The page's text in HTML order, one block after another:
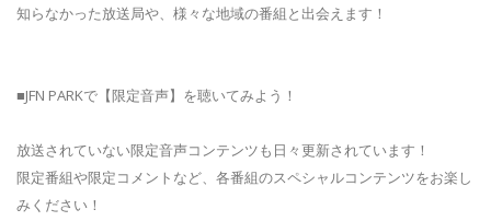
知らなかった放送局や、様々な地域の番組と出会えます！
■JFN PARKで【限定音声】を聴いてみよう！
放送されていない限定音声コンテンツも日々更新されています！
限定番組や限定コメントなど、各番組のスペシャルコンテンツをお楽し
みください！